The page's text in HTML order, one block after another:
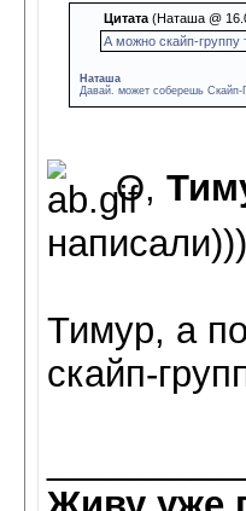
Цитата(Наташа @
А можно скайп-группу
Наташа
Давай. может соберешь
О,
написали)))
Тимур, а
скайп-